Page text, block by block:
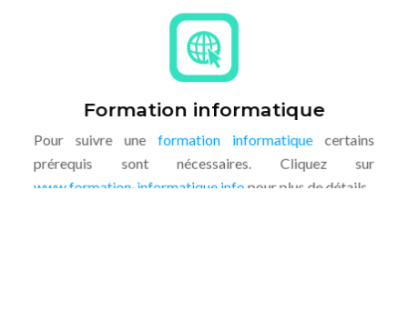
Formation informatique
Pour suivre uneformation informatique certains
prérequis sont nécessaires. Cliquez sur
www.formation-informatique.info pour plus de détails.